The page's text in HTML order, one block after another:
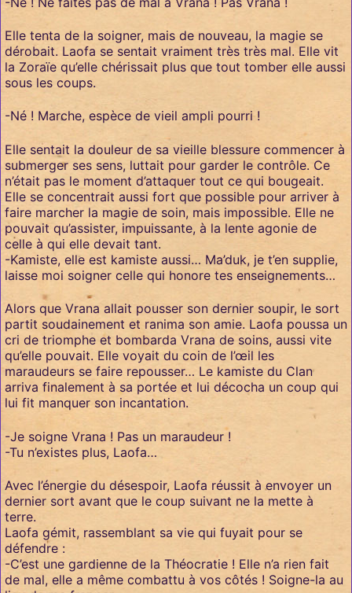
Elle tenta de la soigner, mais de nouveau, la magie se
dérobait. Laofa se sentait vraiment très très mal. Elle vit
la Zoraïe qu’elle chérissait plus que tout tomber elle aussi
sous les coups.
-Né ! Marche, espèce de vieil ampli pourri !
Elle sentait la douleur de sa vieille blessure commencer à
submerger ses sens, luttait pour garder le contrôle. Ce
n’était pas le moment d’attaquer tout ce qui bougeait.
Elle se concentrait aussi fort que possible pour arriver à
faire marcher la magie de soin, mais impossible. Elle ne
pouvait qu’assister, impuissante, à la lente agonie de
celle à qui elle devait tant.
-Kamiste, elle est kamiste aussi… Ma’duk, je t’en supplie,
laisse moi soigner celle qui honore tes enseignements…
Alors que Vrana allait pousser son dernier soupir, le sort
partit soudainement et ranima son amie. Laofa poussa un
cri de triomphe et bombarda Vrana de soins, aussi vite
qu’elle pouvait. Elle voyait du coin de l’œil les
maraudeurs se faire repousser… Le kamiste du Clan
arriva finalement à sa portée et lui décocha un coup qui
lui fit manquer son incantation.
-Je soigne Vrana ! Pas un maraudeur !
-Tu n’existes plus, Laofa…
Avec l’énergie du désespoir, Laofa réussit à envoyer un
dernier sort avant que le coup suivant ne la mette à
terre.
Laofa gémit, rassemblant sa vie qui fuyait pour se
défendre :
-C’est une gardienne de la Théocratie ! Elle n’a rien fait
de mal, elle a même combattu à vos côtés ! Soigne-la au